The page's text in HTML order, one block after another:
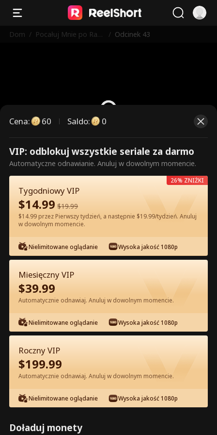
Dom / Pocałuj Mnie po Raz
/ Odcinek 43
To są płatne odcinki. Odblokuj,
aby oglądać.
60
Odcinek 43 - Pocałuj Mnie po Raz
Ostatni Pełna Wersja Filmu
0-49 50-90 Wszystkie Odcinki
43 44 45 46 47
Cena: 60 Saldo: 0
VIP: odblokuj wszystkie seriale za darmo
Automatyczne odnawianie. Anuluj w dowolnym momencie.
Tygodniowy VIP
$14.99 $19.99
$14.99 przez Pierwszy tydzień, a następnie $19.99/tydzień. Anuluj
w dowolnym momencie.
Nielimitowane oglądanie Wysoka jakość 1080p
26% ZNIŻKI
Miesięczny VIP
$39.99
Automatycznie odnawiaj. Anuluj w dowolnym momencie.
Nielimitowane oglądanie Wysoka jakość 1080p
Roczny VIP
$199.99
Automatycznie odnawiaj. Anuluj w dowolnym momencie.
Nielimitowane oglądanie Wysoka jakość 1080p
Doładuj monety